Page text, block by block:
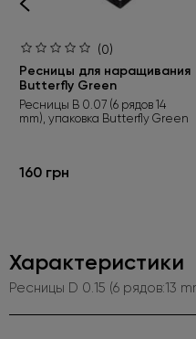
(0)
Ресницы для наращивания
Butterfly Green
Ресницы B 0.07 (6 рядов 14
mm), упаковка Butterfly Green
160 грн
Характеристики
Ресницы D 0.15 (6 рядов:13